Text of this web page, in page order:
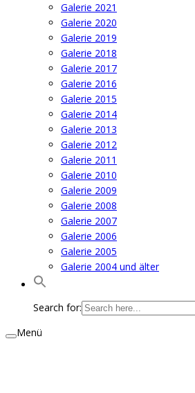
Galerie 2021
Galerie 2020
Galerie 2019
Galerie 2018
Galerie 2017
Galerie 2016
Galerie 2015
Galerie 2014
Galerie 2013
Galerie 2012
Galerie 2011
Galerie 2010
Galerie 2009
Galerie 2008
Galerie 2007
Galerie 2006
Galerie 2005
Galerie 2004 und älter
Search for:
Menü